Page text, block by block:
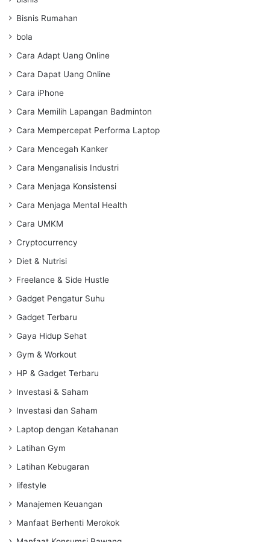
Bisnis Rumahan
bola
Cara Adapt Uang Online
Cara Dapat Uang Online
Cara iPhone
Cara Memilih Lapangan Badminton
Cara Mempercepat Performa Laptop
Cara Mencegah Kanker
Cara Menganalisis Industri
Cara Menjaga Konsistensi
Cara Menjaga Mental Health
Cara UMKM
Cryptocurrency
Diet & Nutrisi
Freelance & Side Hustle
Gadget Pengatur Suhu
Gadget Terbaru
Gaya Hidup Sehat
Gym & Workout
HP & Gadget Terbaru
Investasi & Saham
Investasi dan Saham
Laptop dengan Ketahanan
Latihan Gym
Latihan Kebugaran
lifestyle
Manajemen Keuangan
Manfaat Berhenti Merokok